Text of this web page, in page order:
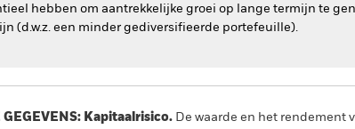
hebben om aantrekkelijke groei op lange termijn te
(d.w.z. een minder gediversifieerde portefeuille).
GEGEVENS: Kapitaalrisico. De waarde en het